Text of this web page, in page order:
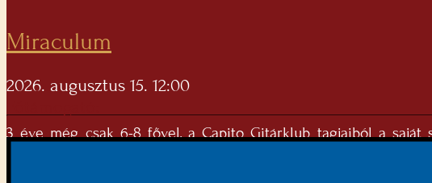
Miraculum
2026. augusztus 15. 12:00
3 éve még csak 6-8 fővel, a Capito Gitárklub tagjaiból a saját